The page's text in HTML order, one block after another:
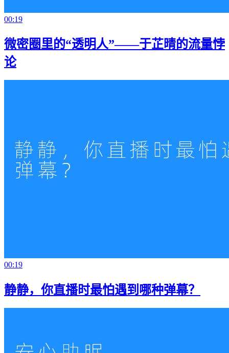
00:19
微密圈里的“透明人”——于芷晴的流量悖
论
00:19
静静，你直播时最怕遇到哪种弹幕？